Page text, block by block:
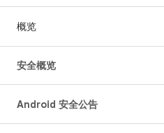
概览
安全概览
Android 安全公告